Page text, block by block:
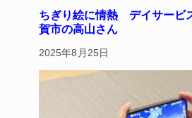
ちぎり絵に情熱 デイサービ
賀市の高山さん
2025年8月25日